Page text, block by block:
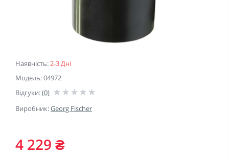
Наявність:2-3 Дні
Модель: 04972
Відгуки:(0)
Виробник:Georg Fischer
4 229 ₴